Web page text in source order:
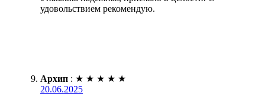
удовольствием рекомендую.
Архип : ★ ★ ★ ★ ★
20.06.2025